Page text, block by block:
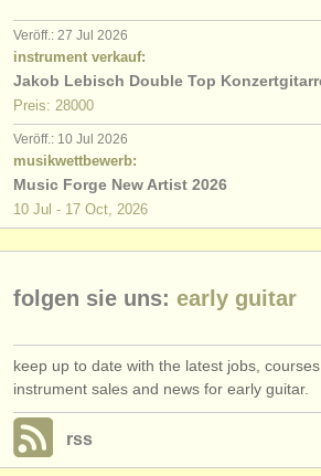
anzeige veröffentlichen
find out about ourATS
ATSfaq
einloggen
Veröff.: 27 Jul 2026
instrument verkauf:
Jakob Lebisch Double Top
Preis: 28000
Veröff.: 10 Jul 2026
musikwettbewerb:
Music Forge New Artist 2026
10 Jul - 17 Oct, 2026
folgen sie uns: early guitar
keep up to date with the latest jobs,
instrument sales and news for early guitar.
rss